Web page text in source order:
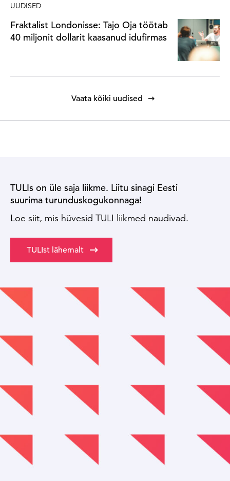
UUDISED
Fraktalist Londonisse: Tajo Oja töötab
40 miljonit dollarit kaasanud idufirmas
Vaata kõiki uudised
TULIs on üle saja liikme. Liitu sinagi Eesti
suurima turunduskogukonnaga!
Loe siit, mis hüvesid TULI liikmed naudivad.
TULIst lähemalt